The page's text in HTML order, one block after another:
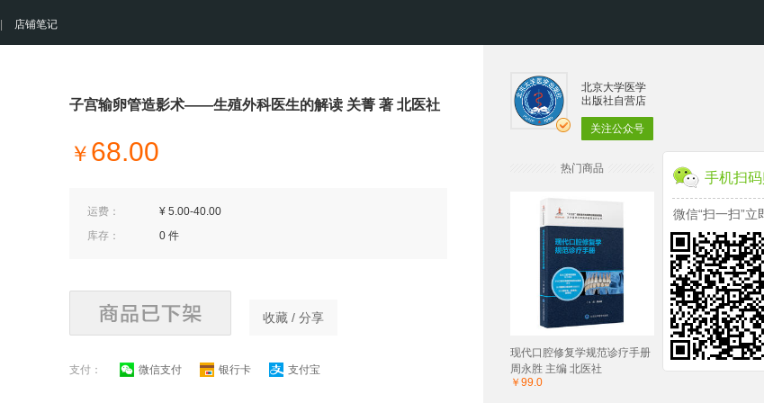
店铺笔记
子宫输卵管造影术——生殖外科医生的解读 关菁 著 北医社
￥ 68.00
运费：
¥ 5.00-40.00
库存：
0 件
收藏 / 分享
支付： 微信支付 银行卡 支付宝
北京大学医学
出版社自营店
关注公众号
热门商品
现代口腔修复学规范诊疗手册
周永胜 主编 北医社
￥99.0
手机扫
微信“扫一扫”立